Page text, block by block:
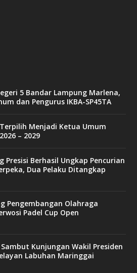
5 Bandar Lampung Marlena,
dan Pengurus IKBA-SP45TA
Terpilih Menjadi Ketua Umum
– 2029
Presisi Berhasil Ungkap Pencurian
Dua Pelaku Ditangkap
Pengembangan Olahraga
Padel Cup Open
Kunjungan Wakil Presiden
Labuhan Maringgai